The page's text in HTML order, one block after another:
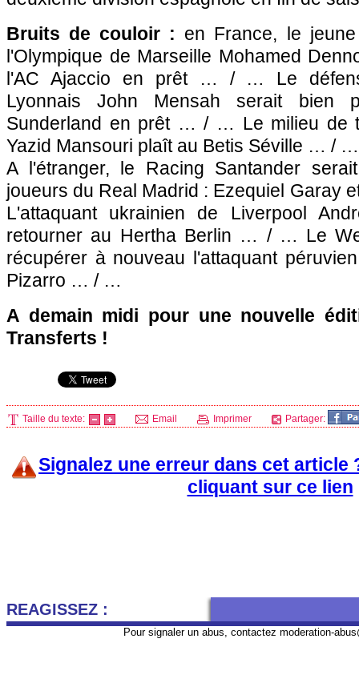
Bruits de couloir : en France, le
l'Olympique de Marseille Mohamed
l'AC Ajaccio en prêt … / … Le
Lyonnais John Mensah serait bien
Sunderland en prêt … / … Le milieu de
Yazid Mansouri plaît au Betis Séville … / …
A l'étranger, le Racing Santander
joueurs du Real Madrid : Ezequiel Garay
L'attaquant ukrainien de Liverpool
retourner au Hertha Berlin … / … Le
récupérer à nouveau l'attaquant
Pizarro … / …
A demain midi pour une nouvelle
Transferts !
Taille du texte: Email Imprimer Partager:
Signalez une erreur dans cet article
cliquant sur ce lien
REAGISSEZ :
Pour signaler un abus, contactez moderation-